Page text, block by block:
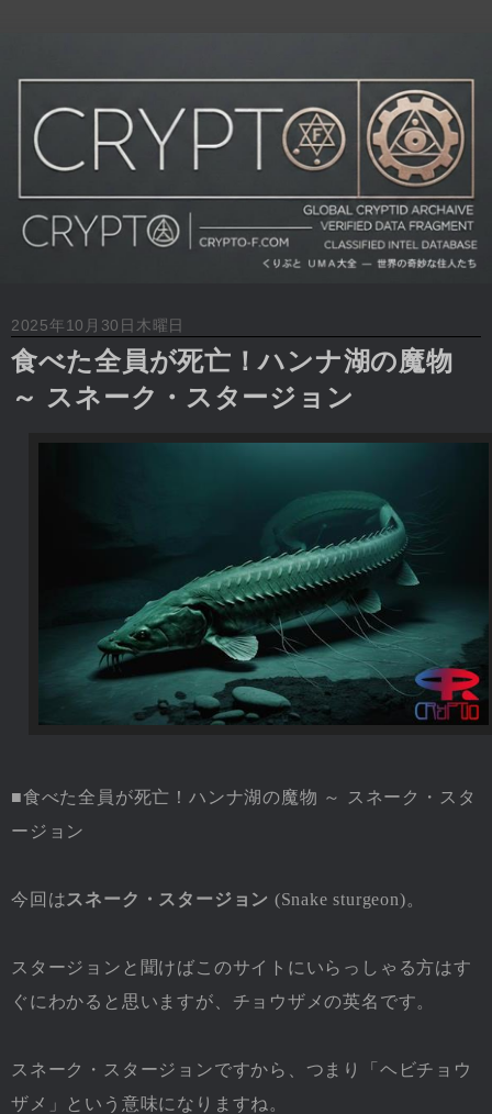
2025年10月30日木曜日
食べた全員が死亡！ハンナ湖の魔物
～ スネーク・スタージョン
■食べた全員が死亡！ハンナ湖の魔物 ～ スネーク・スタ
ージョン
今回はスネーク・スタージョン (Snake sturgeon)。
スタージョンと聞けばこのサイトにいらっしゃる方はす
ぐにわかると思いますが、チョウザメの英名です。
スネーク・スタージョンですから、つまり「ヘビチョウ
ザメ」という意味になりますね。